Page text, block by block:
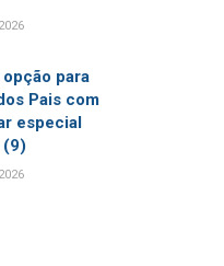
para
Pais com
especial
(9)